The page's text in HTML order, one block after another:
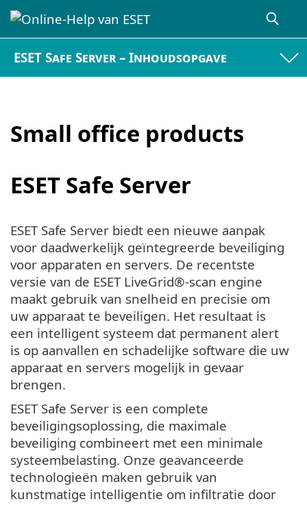
ESET Safe Server – Inhoudsopgave
Small office products
ESET Safe Server
ESET Safe Server biedt een nieuwe aanpak
voor daadwerkelijk geïntegreerde beveiliging
voor apparaten en servers. De recentste
versie van de ESET LiveGrid®-scan engine
maakt gebruik van snelheid en precisie om
uw apparaat te beveiligen. Het resultaat is
een intelligent systeem dat permanent alert
is op aanvallen en schadelijke software die uw
apparaat en servers mogelijk in gevaar
brengen.
ESET Safe Server is een complete
beveiligingsoplossing, die maximale
beveiliging combineert met een minimale
systeembelasting. Onze geavanceerde
technologieën maken gebruik van
kunstmatige intelligentie om infiltratie door